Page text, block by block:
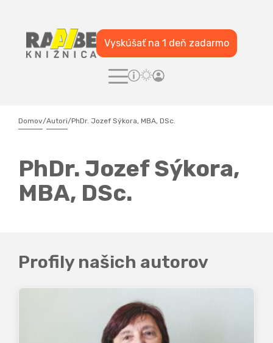
Vyskúšať na 1 deň zadarmo
Domov/Autori/PhDr. Jozef Sýkora, MBA, DSc.
PhDr. Jozef Sýkora,
MBA, DSc.
Profily našich autorov